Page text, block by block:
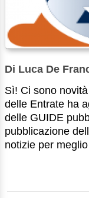
Di Luca De
Sì! Ci sono
delle Entrate ha
delle GUIDE
pubblicazione
notizie per